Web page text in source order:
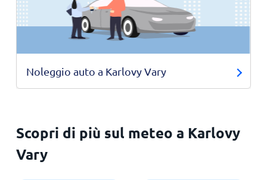
Noleggio auto a Karlovy Vary
Scopri di più sul meteo a Karlovy
Vary